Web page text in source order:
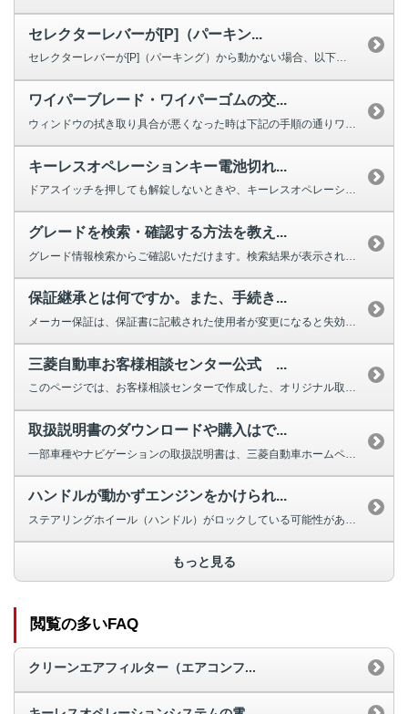
セレクターレバーが[P]（パーキン...
セレクターレバーが[P]（パーキング）から動かない場合、以下を確認してくだ...
ワイパーブレード・ワイパーゴムの交...
ウィンドウの拭き取り具合が悪くなった時は下記の手順の通りワイパーの交換をし...
キーレスオペレーションキー電池切れ...
ドアスイッチを押しても解錠しないときや、キーレスオペレーションキーのボタン...
グレードを検索・確認する方法を教え...
保証継承とは何ですか。また、手続き...
メーカー保証は、保証書に記載された使用者が変更になると失効しますが、車両の...
三菱自動車お客様相談センター公式 ...
このページでは、お客様相談センターで作成した、オリジナル取扱説明動画を掲載...
取扱説明書のダウンロードや購入はで...
ハンドルが動かずエンジンをかけられ...
ステアリングホイール（ハンドル）がロックしている可能性があります。 ほと...
もっと見る
閲覧の多いFAQ
クリーンエアフィルター（エアコンフ...